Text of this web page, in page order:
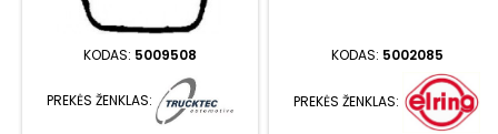
KODAS: 5009508
PREKĖS ŽENKLAS:
KODAS: 5002085
PREKĖS ŽENKLAS: